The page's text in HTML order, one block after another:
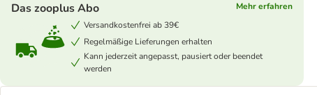
Das zooplus Abo
Mehr erfahren
Versandkostenfrei ab 39€
Regelmäßige Lieferungen erhalten
Kann jederzeit angepasst, pausiert oder beendet
werden